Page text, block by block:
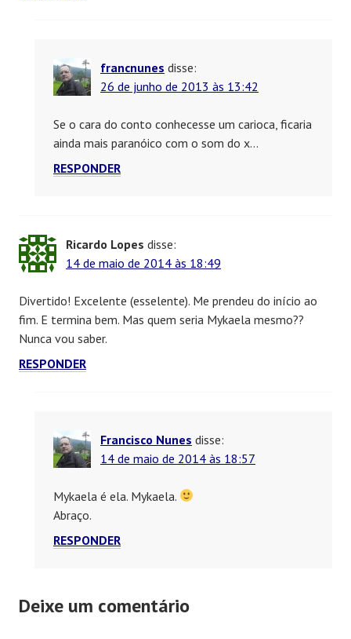
francnunes disse:
26 de junho de 2013 às 13:42
Se o cara do conto conhecesse um carioca, ficaria
ainda mais paranóico com o som do x…
RESPONDER
Ricardo Lopes disse:
14 de maio de 2014 às 18:49
Divertido! Excelente (esselente). Me prendeu do início ao
fim. E termina bem. Mas quem seria Mykaela mesmo??
Nunca vou saber.
RESPONDER
Francisco Nunes disse:
14 de maio de 2014 às 18:57
Mykaela é ela. Mykaela.
Abraço.
RESPONDER
Deixe um comentário